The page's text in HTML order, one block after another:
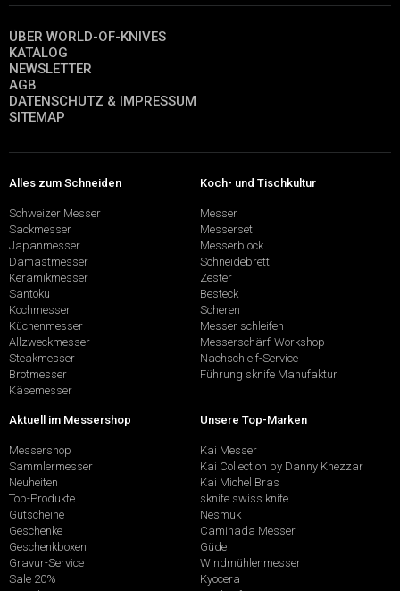
ÜBER WORLD-OF-KNIVES
KATALOG
NEWSLETTER
AGB
DATENSCHUTZ & IMPRESSUM
SITEMAP
Alles zum Schneiden
Schweizer Messer
Sackmesser
Japanmesser
Damastmesser
Keramikmesser
Santoku
Kochmesser
Küchenmesser
Allzweckmesser
Steakmesser
Brotmesser
Käsemesser
Koch- und Tischkultur
Messer
Messerset
Messerblock
Schneidebrett
Zester
Besteck
Scheren
Messer schleifen
Messerschärf-Workshop
Nachschleif-Service
Führung sknife Manufaktur
Aktuell im Messershop
Messershop
Sammlermesser
Neuheiten
Top-Produkte
Gutscheine
Geschenke
Geschenkboxen
Gravur-Service
Sale 20%
Unsere Top-Marken
Kai Messer
Kai Collection by Danny Khezzar
Kai Michel Bras
sknife swiss knife
Nesmuk
Caminada Messer
Güde
Windmühlenmesser
Kyocera